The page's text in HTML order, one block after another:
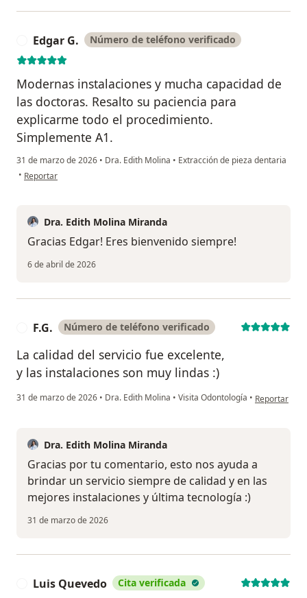
Edgar G. Número de teléfono verificado
Modernas instalaciones y mucha capacidad de
las doctoras. Resalto su paciencia para
explicarme todo el procedimiento.
Simplemente A1.
31 de marzo de 2026 • Dra. Edith Molina • Extracción de pieza dentaria
• en opinión del usuario Edgar G.
Reportar
Dra. Edith Molina Miranda
Gracias Edgar! Eres bienvenido siempre!
6 de abril de 2026
F.G. Número de teléfono verificado
La calidad del servicio fue excelente,
y las instalaciones son muy lindas :)
31 de marzo de 2026 • Dra. Edith Molina • Visita Odontología • en opinión
Reportar
Dra. Edith Molina Miranda
Gracias por tu comentario, esto nos ayuda a
brindar un servicio siempre de calidad y en las
mejores instalaciones y última tecnología :)
31 de marzo de 2026
Luis Quevedo Cita verificada